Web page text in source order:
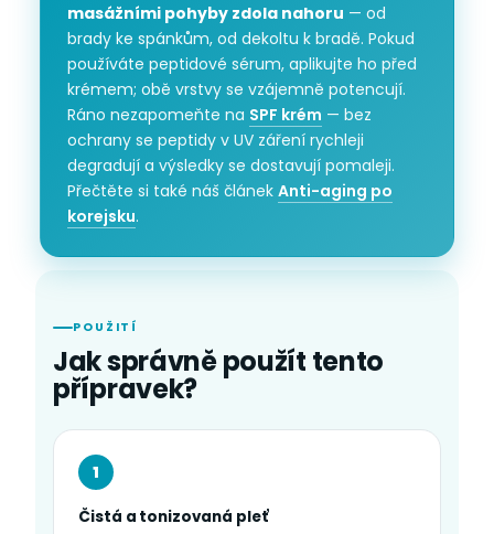
masážními pohyby zdola nahoru — od
brady ke spánkům, od dekoltu k bradě. Pokud
používáte peptidové sérum, aplikujte ho před
krémem; obě vrstvy se vzájemně potencují.
Ráno nezapomeňte na SPF krém — bez
ochrany se peptidy v UV záření rychleji
degradují a výsledky se dostavují pomaleji.
Přečtěte si také náš článek Anti-aging po
korejsku.
POUŽITÍ
Jak správně použít tento
přípravek?
1
Čistá a tonizovaná pleť